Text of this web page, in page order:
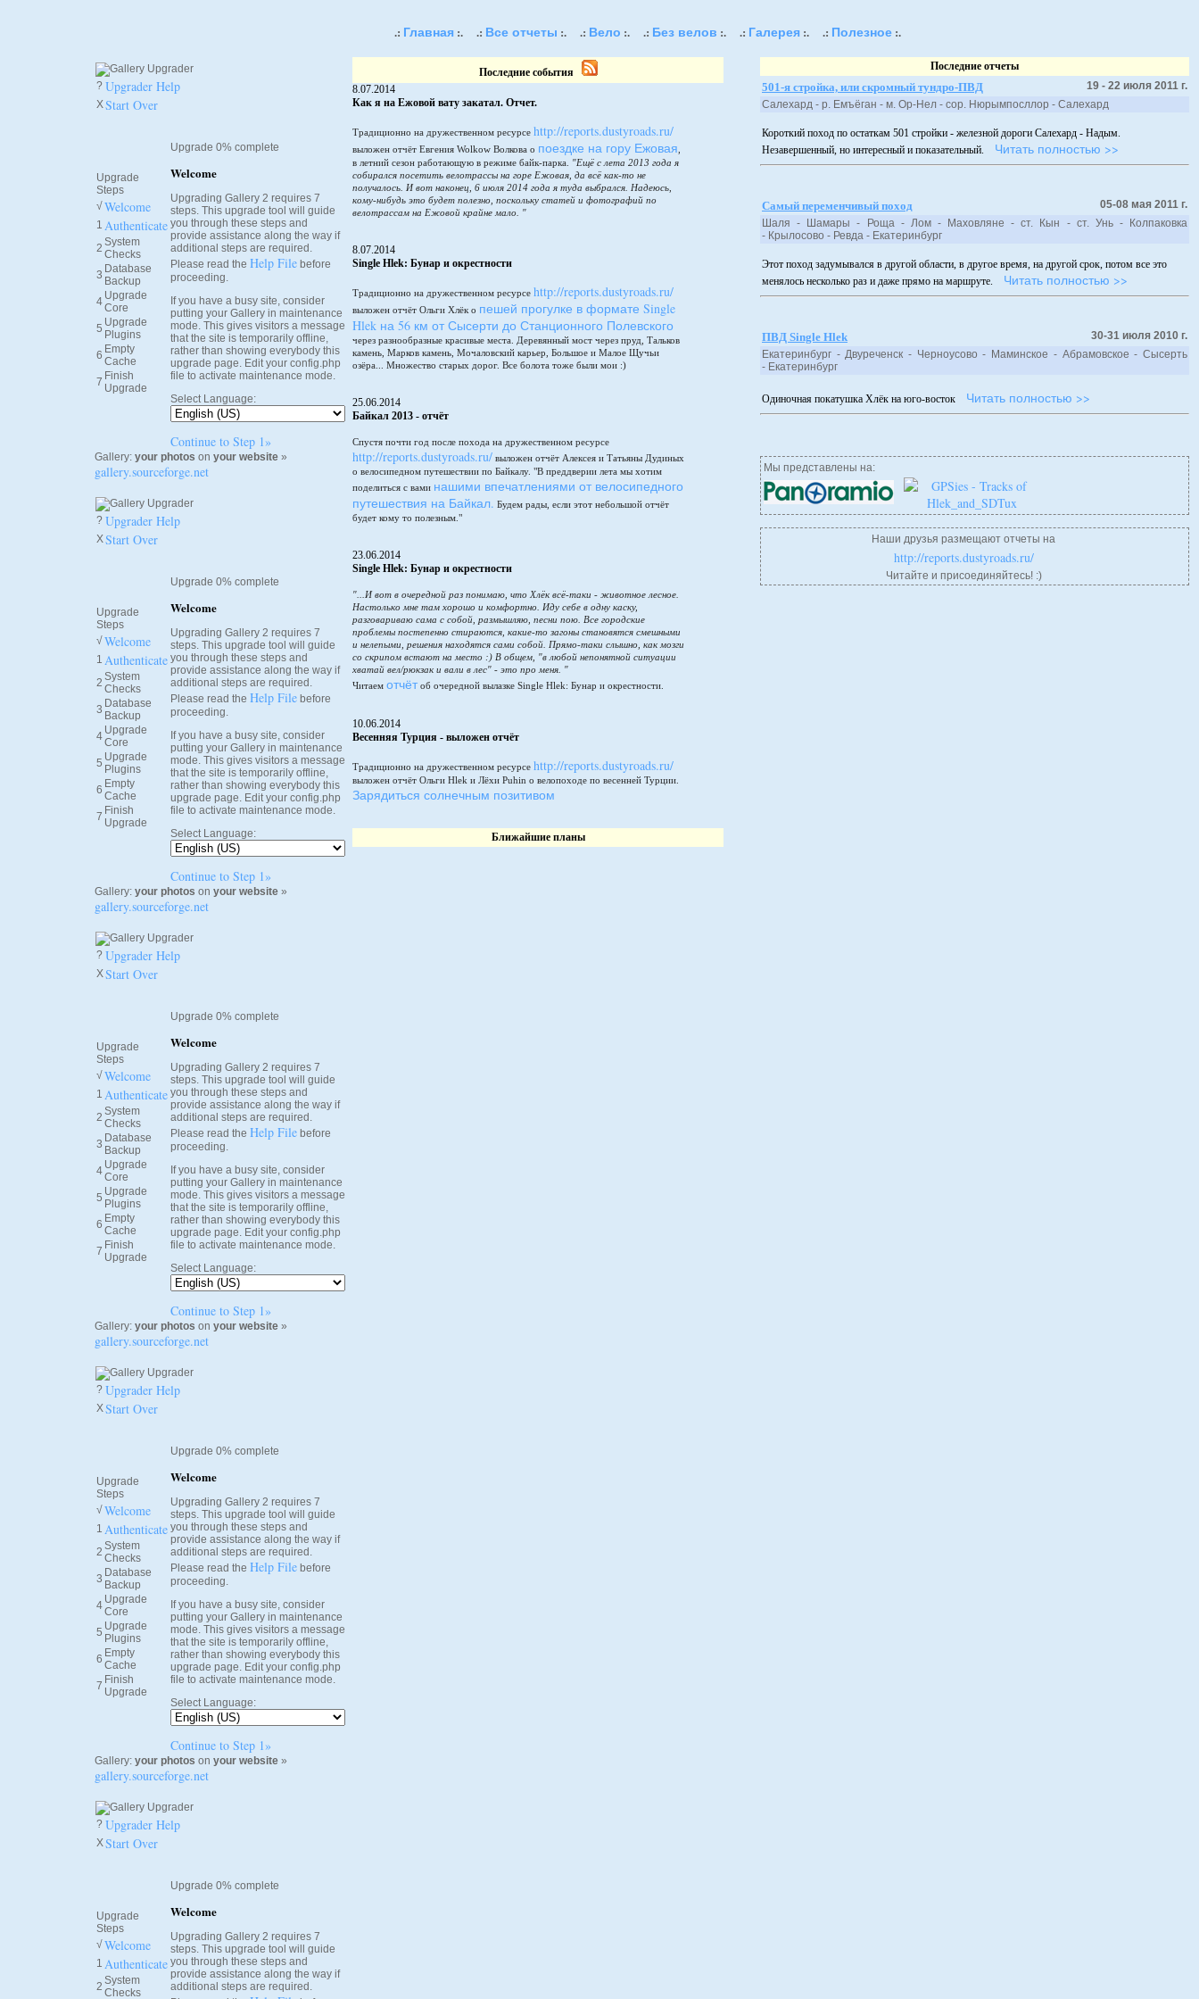
.: Главная :. .: Все отчеты :. .: Вело :. .: Без велов :. .: Галерея :. .: Полезное :.
? Upgrader Help
XStart Over
Upgrade
Steps
√ Welcome
1 Authenticate
2 System
Checks
3 Database
Backup
4 Upgrade
Core
5 Upgrade
Plugins
6 Empty
Cache
7 Finish
Upgrade
Upgrade 0% complete
Welcome
Upgrading Gallery 2 requires 7
steps. This upgrade tool will guide
you through these steps and
provide assistance along the way if
additional steps are required.
Please read the Help File before
proceeding.
If you have a busy site, consider
putting your Gallery in maintenance
mode. This gives visitors a message
that the site is temporarily offline,
rather than showing everybody this
upgrade page. Edit your config.php
file to activate maintenance mode.
Select Language:
Continue to Step 1»
Gallery: your photos on your website »
gallery.sourceforge.net
? Upgrader Help
XStart Over
Upgrade
Steps
√ Welcome
1 Authenticate
2 System
Checks
3 Database
Backup
4 Upgrade
Core
5 Upgrade
Plugins
6 Empty
Cache
7 Finish
Upgrade
Upgrade 0% complete
Welcome
Upgrading Gallery 2 requires 7
steps. This upgrade tool will guide
you through these steps and
provide assistance along the way if
additional steps are required.
Please read the Help File before
proceeding.
If you have a busy site, consider
putting your Gallery in maintenance
mode. This gives visitors a message
that the site is temporarily offline,
rather than showing everybody this
upgrade page. Edit your config.php
file to activate maintenance mode.
Select Language:
Continue to Step 1»
Gallery: your photos on your website »
gallery.sourceforge.net
? Upgrader Help
XStart Over
Upgrade
Steps
√ Welcome
1 Authenticate
2 System
Checks
3 Database
Backup
4 Upgrade
Core
5 Upgrade
Plugins
6 Empty
Cache
7 Finish
Upgrade
Upgrade 0% complete
Welcome
Upgrading Gallery 2 requires 7
steps. This upgrade tool will guide
you through these steps and
provide assistance along the way if
additional steps are required.
Please read the Help File before
proceeding.
If you have a busy site, consider
putting your Gallery in maintenance
mode. This gives visitors a message
that the site is temporarily offline,
rather than showing everybody this
upgrade page. Edit your config.php
file to activate maintenance mode.
Select Language:
Continue to Step 1»
Gallery: your photos on your website »
gallery.sourceforge.net
? Upgrader Help
XStart Over
Upgrade
Steps
√ Welcome
1 Authenticate
2 System
Checks
3 Database
Backup
4 Upgrade
Core
5 Upgrade
Plugins
6 Empty
Cache
7 Finish
Upgrade
Upgrade 0% complete
Welcome
Upgrading Gallery 2 requires 7
steps. This upgrade tool will guide
you through these steps and
provide assistance along the way if
additional steps are required.
Please read the Help File before
proceeding.
If you have a busy site, consider
putting your Gallery in maintenance
mode. This gives visitors a message
that the site is temporarily offline,
rather than showing everybody this
upgrade page. Edit your config.php
file to activate maintenance mode.
Select Language:
Continue to Step 1»
Gallery: your photos on your website »
gallery.sourceforge.net
? Upgrader Help
XStart Over
Upgrade
Steps
√ Welcome
1 Authenticate
2 System
Checks
Upgrade 0% complete
Welcome
Upgrading Gallery 2 requires 7
steps. This upgrade tool will guide
you through these steps and
provide assistance along the way if
additional steps are required.
Последние события
8.07.2014
Как я на Ежовой вату закатал. Отчет.
Традиционно на дружественном ресурсе http://reports.dustyroads.ru/
выложен отчёт Евгения Wolkow Волкова о поездке на гору Ежовая
в летний сезон работающую в режиме байк-парка. "Ещё с лета 2013 года я
собирался посетить велотрассы на горе Ежовая, да всё как-то не
получалось. И вот наконец, 6 июля 2014 года я туда выбрался. Надеюсь,
кому-нибудь это будет полезно, поскольку статей и фотографий по
велотрассам на Ежовой крайне мало. "
8.07.2014
Single Hlek: Бунар и окрестности
Традиционно на дружественном ресурсе http://reports.dustyroads.ru/
выложен отчёт Ольги Хлёк о пешей прогулке в формате Single
Hlek на 56 км от Сысерти до Станционного Полевского
через разнообразные красивые места. Деревянный мост через пруд, Тальков
камень, Марков камень, Мочаловский карьер, Большое и Малое Щучьи
озёра... Множество старых дорог. Все болота тоже были мои :)
25.06.2014
Байкал 2013 - отчёт
Спустя почти год после похода на дружественном ресурсе
http://reports.dustyroads.ru/ выложен отчёт Алексея и Татьяны Дудиных
о велосипедном путешествии по Байкалу. "В преддверии лета мы хотим
поделиться с вами нашими впечатлениями от велосипедного
путешествия на Байкал. Будем рады, если этот небольшой отчёт
будет кому то полезным."
23.06.2014
Single Hlek: Бунар и окрестности
"...И вот в очередной раз понимаю, что Хлёк всё-таки - животное лесное.
Настолько мне там хорошо и комфортно. Иду себе в одну каску,
разговариваю сама с собой, размышляю, песни пою. Все городские
проблемы постепенно стираются, какие-то загоны становятся смешными
и нелепыми, решения находятся сами собой. Прямо-таки слышно, как мозги
со скрипом встают на место :) В общем, "в любой непонятной ситуации
хватай вел/рюкзак и вали в лес" - это про меня. "
Читаем отчёт об очередной вылазке Single Hlek: Бунар и окрестности.
10.06.2014
Весенняя Турция - выложен отчёт
Традиционно на дружественном ресурсе http://reports.dustyroads.ru/
выложен отчёт Ольги Hlek и Лёхи Puhin о велопоходе по весенней Турции.
Зарядиться солнечным позитивом
Ближайшие планы
Последние отчеты
501-я стройка, или скромный тундро-ПВД
19 - 22 июля 2011 г.
Салехард - р. Емъёган - м. Ор-Нел - сор. Нюрымпосллор - Салехард
Короткий поход по остаткам 501 стройки - железной дороги Салехард - Надым.
Незавершенный, но интересный и показательный.
Читать полностью >>
Самый переменчивый поход
05-08 мая 2011 г.
Шаля - Шамары - Роща - Лом - Маховляне - ст. Кын - ст. Унь - Колпаковка
- Крылосово - Ревда - Екатеринбург
Этот поход задумывался в другой области, в другое время, на другой срок, потом все это
менялось несколько раз и даже прямо на маршруте.
Читать полностью >>
ПВД Single Hlek
30-31 июля 2010 г.
Екатеринбург - Двуреченск - Черноусово - Маминское - Абрамовское - Сысерть
- Екатеринбург
Одиночная покатушка Хлёк на юго-восток Читать полностью >>
Мы представлены на:
Наши друзья размещают отчеты на
http://reports.dustyroads.ru/
Читайте и присоединяйтесь! :)